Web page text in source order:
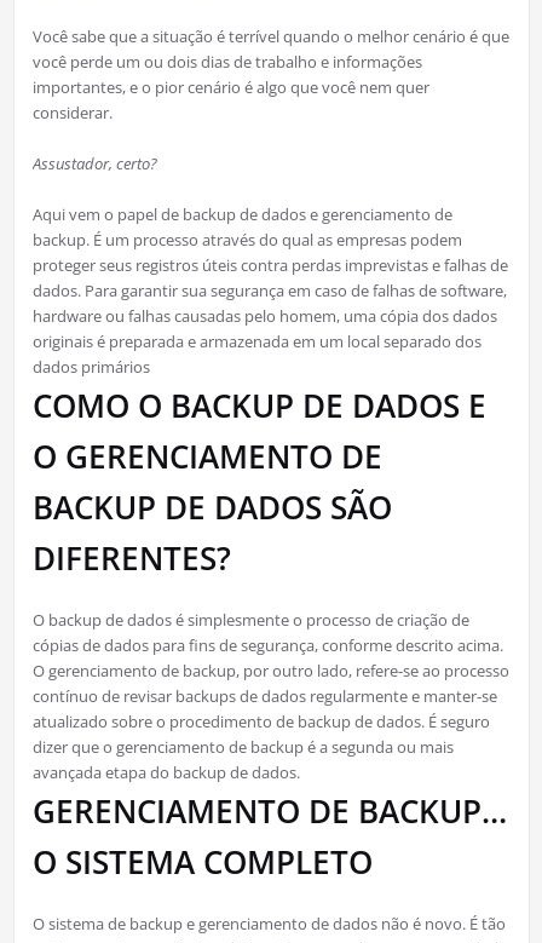
Você sabe que a situação é terrível quando o melhor cenário é que
você perde um ou dois dias de trabalho e informações
importantes, e o pior cenário é algo que você nem quer
considerar.
Assustador, certo?
Aqui vem o papel de backup de dados e gerenciamento de
backup. É um processo através do qual as empresas podem
proteger seus registros úteis contra perdas imprevistas e falhas de
dados. Para garantir sua segurança em caso de falhas de software,
hardware ou falhas causadas pelo homem, uma cópia dos dados
originais é preparada e armazenada em um local separado dos
dados primários
COMO O BACKUP DE DADOS E
O GERENCIAMENTO DE
BACKUP DE DADOS SÃO
DIFERENTES?
O backup de dados é simplesmente o processo de criação de
cópias de dados para fins de segurança, conforme descrito acima.
O gerenciamento de backup, por outro lado, refere-se ao processo
contínuo de revisar backups de dados regularmente e manter-se
atualizado sobre o procedimento de backup de dados. É seguro
dizer que o gerenciamento de backup é a segunda ou mais
avançada etapa do backup de dados.
GERENCIAMENTO DE BACKUP…
O SISTEMA COMPLETO
O sistema de backup e gerenciamento de dados não é novo. É tão